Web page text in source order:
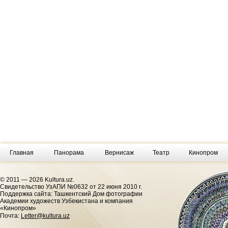
Главная Панорама Вернисаж Театр Кинопром
© 2011 — 2026 Kultura.uz.
Cвидетельство УзАПИ №0632 от 22 июня 2010 г.
Поддержка сайта: Ташкентский Дом фотографии
Академии художеств Узбекистана и компания
«Кинопром»
Почта: Letter@kultura.uz